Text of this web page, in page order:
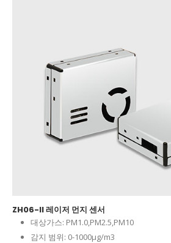
ZH06-II 레이저 먼지 센서
대상가스: PM1.0,PM2.5,PM10
감지 범위: 0-1000μg/m3